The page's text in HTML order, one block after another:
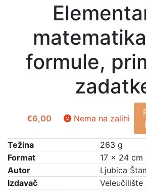
formule,
€6,00 Nema na zalihi
Težina
263 g
Format
17 × 24 cm
Autor
Ljubica
Izdavač
Veleučilište